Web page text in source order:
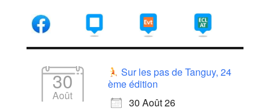
30
Août
Sur les pas de Tanguy, 24
ème édition
30 Août 26